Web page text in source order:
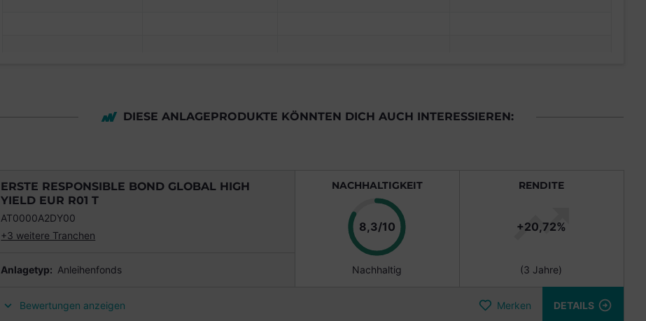
DIESE ANLAGEPRODUKTE KÖNNTEN DICH AUCH INTERESSIEREN:
ERSTE RESPONSIBLE BOND GLOBAL HIGH
YIELD EUR R01 T
AT0000A2DY00
+3 weitere Tranchen
Anlagetyp: Anleihenfonds
NACHHALTIGKEIT
8,3/10Punkte
Nachhaltig
RENDITE
+20,72%
(3 Jahre)
Bewertungen anzeigen Merken DETAILS